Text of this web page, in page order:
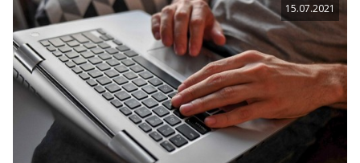
15.07.2021